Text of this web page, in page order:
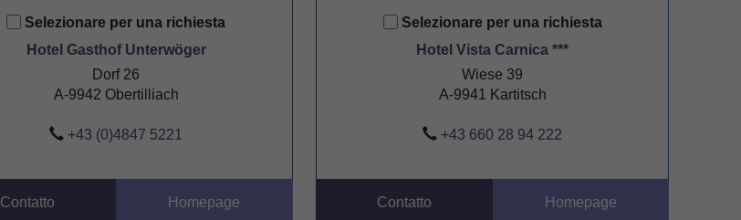
Selezionare per una richiesta
Hotel Gasthof Unterwöger
Dorf 26
A-9942 Obertilliach
+43 (0)4847 5221
Contatto Homepage
Selezionare per una richiesta
Hotel Vista Carnica ***
Wiese 39
A-9941 Kartitsch
+43 660 28 94 222
Contatto Homepage